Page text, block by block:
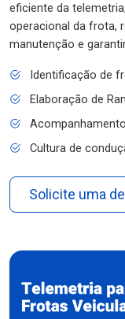
eficiente da
operacional da frota,
manutenção e
Identificação de
Elaboração de
Cultura de
Solicite uma